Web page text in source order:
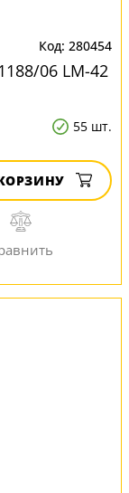
280454
06 LM-42
55 шт.